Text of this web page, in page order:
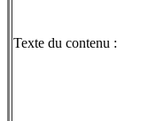
Texte du contenu :